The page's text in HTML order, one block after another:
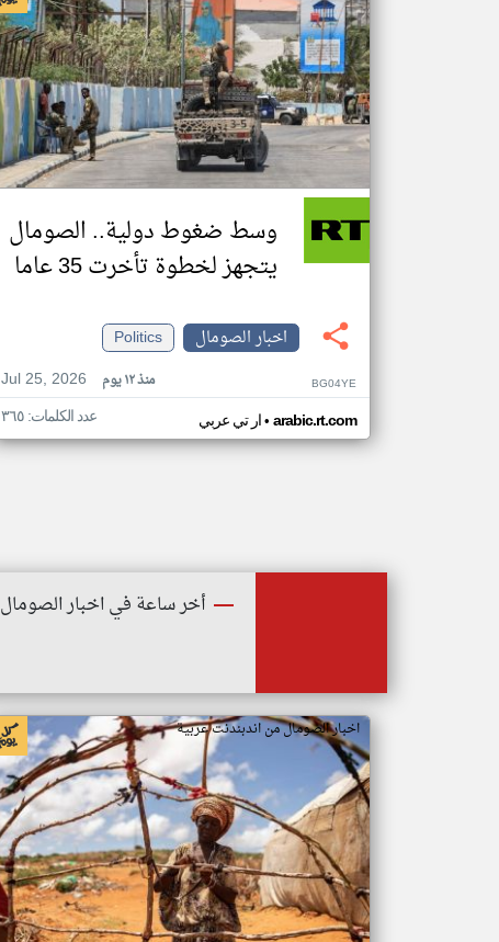
وسط ضغوط دولية.. الصومال
يتجهز لخطوة تأخرت 35 عاما
اخبار الصومال
Politics
Jul 25, 2026
منذ ١٢ يوم BG04YE
ار تي عربي• arabic.rt.com عدد الكلمات: ٣٦٥
أخر ساعة في اخبار الصومال
اخبار الصومال من اندبندنت عربية